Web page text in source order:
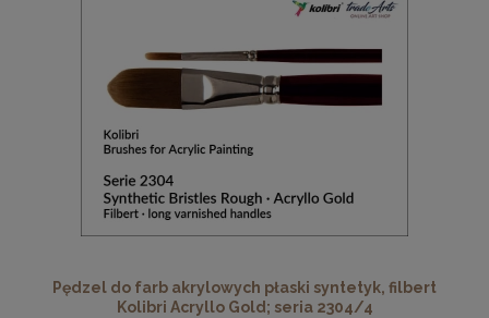
Pędzel do farb akrylowych płaski syntetyk, filbert
Kolibri Acryllo Gold; seria 2304/4